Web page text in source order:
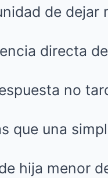
de dejar
directa
no
que una